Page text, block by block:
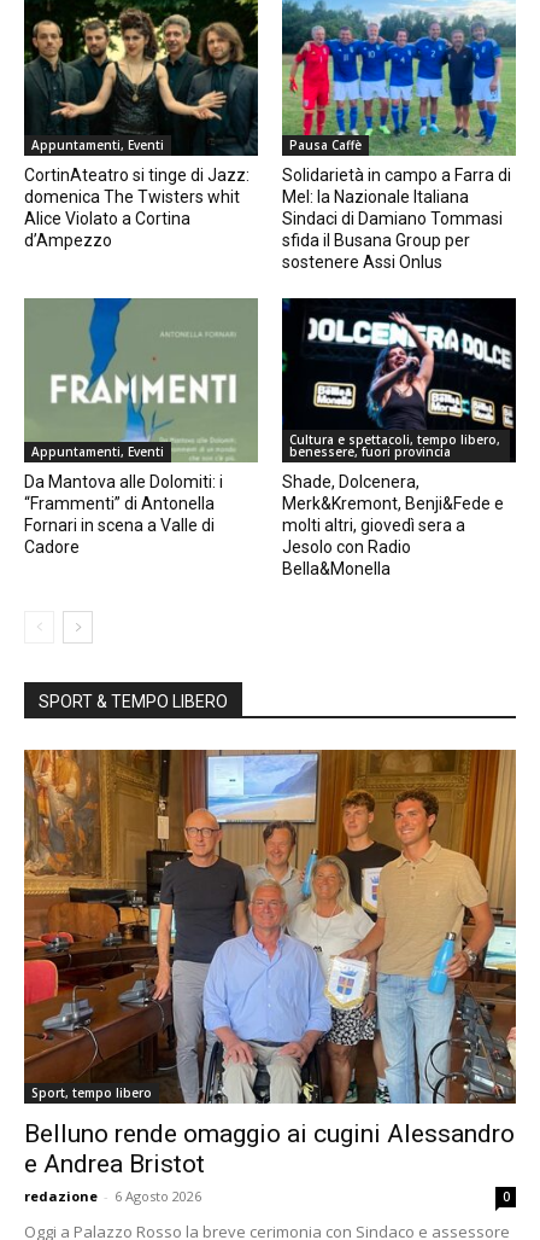
Appuntamenti, Eventi
CortinAteatro si tinge di Jazz:
domenica The Twisters whit
Alice Violato a Cortina
d’Ampezzo
Pausa Caffè
Solidarietà in campo a Farra di
Mel: la Nazionale Italiana
Sindaci di Damiano Tommasi
sfida il Busana Group per
sostenere Assi Onlus
Appuntamenti, Eventi
Da Mantova alle Dolomiti: i
“Frammenti” di Antonella
Fornari in scena a Valle di
Cadore
Cultura e spettacoli, tempo libero,
benessere, fuori provincia
Shade, Dolcenera,
Merk&Kremont, Benji&Fede e
molti altri, giovedì sera a
Jesolo con Radio
Bella&Monella
SPORT & TEMPO LIBERO
Sport, tempo libero
Belluno rende omaggio ai cugini Alessandro
e Andrea Bristot
redazione - 6 Agosto 2026 0
Oggi a Palazzo Rosso la breve cerimonia con Sindaco e assessore